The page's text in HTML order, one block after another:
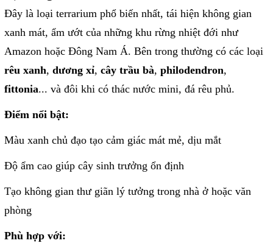
Đây là loại terrarium phổ biến nhất, tái hiện không gian
xanh mát, ẩm ướt của những khu rừng nhiệt đới như
Amazon hoặc Đông Nam Á. Bên trong thường có các loại
rêu xanh, dương xỉ, cây trầu bà, philodendron,
fittonia... và đôi khi có thác nước mini, đá rêu phủ.
Điểm nổi bật:
Màu xanh chủ đạo tạo cảm giác mát mẻ, dịu mắt
Độ ẩm cao giúp cây sinh trưởng ổn định
Tạo không gian thư giãn lý tưởng trong nhà ở hoặc văn
phòng
Phù hợp với: